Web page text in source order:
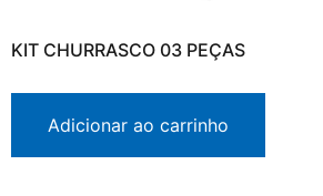
KIT CHURRASCO 03 PEÇAS
Adicionar ao carrinho